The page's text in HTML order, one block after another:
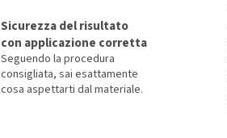
Sicurezza del risultato
con applicazione corretta
Seguendo la procedura
consigliata, sai esattamente
cosa aspettarti dal materiale.